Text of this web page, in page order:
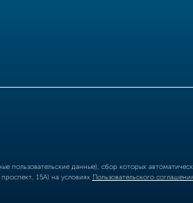
пользовательские данные), сбор которых
15А) на условиях Пользовательского соглашения